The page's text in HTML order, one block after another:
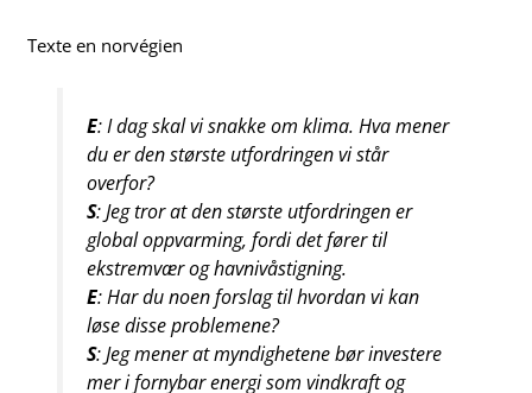
Texte en norvégien
E: I dag skal vi snakke om klima. Hva mener
du er den største utfordringen vi står
overfor?
S: Jeg tror at den største utfordringen er
global oppvarming, fordi det fører til
ekstremvær og havnivåstigning.
E: Har du noen forslag til hvordan vi kan
løse disse problemene?
S: Jeg mener at myndighetene bør investere
mer i fornybar energi som vindkraft og